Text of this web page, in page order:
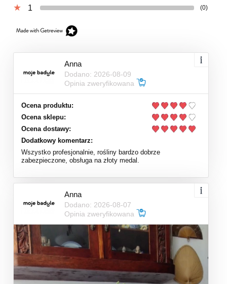
1 (0)
Anna
Dodano: 2026-08-09
Opinia zweryfikowana
Ocena produktu:
Ocena sklepu:
Ocena dostawy:
Dodatkowy komentarz:
Wszystko profesjonalnie, rośliny bardzo dobrze
zabezpieczone, obsługa na złoty medal.
Anna
Dodano: 2026-08-07
Opinia zweryfikowana